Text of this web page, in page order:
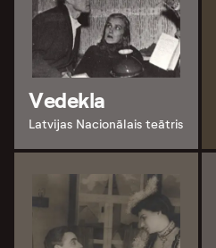
Vedekla
Latvijas Nacionālais teātris